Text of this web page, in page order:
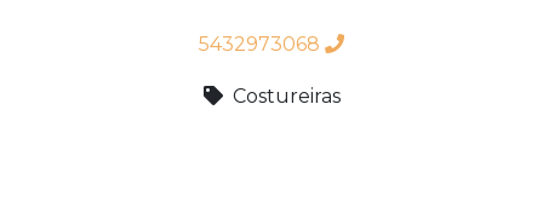
5432973068
Costureiras